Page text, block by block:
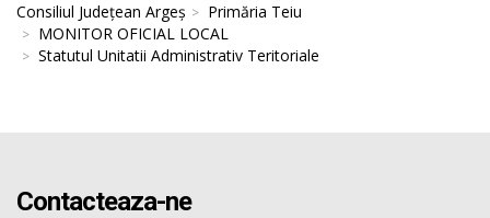
Consiliul Județean Argeș
Primăria Teiu
MONITOR OFICIAL LOCAL
Statutul Unitatii Administrativ Teritoriale
Contacteaza-ne